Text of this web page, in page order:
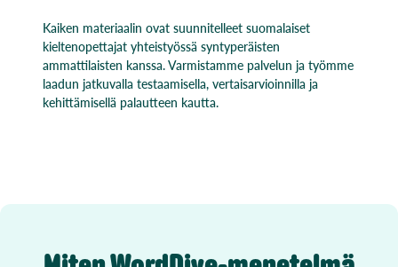
Kaiken materiaalin ovat suunnitelleet suomalaiset
kieltenopettajat yhteistyössä syntyperäisten
ammattilaisten kanssa. Varmistamme palvelun ja työmme
laadun jatkuvalla testaamisella, vertaisarvioinnilla ja
kehittämisellä palautteen kautta.